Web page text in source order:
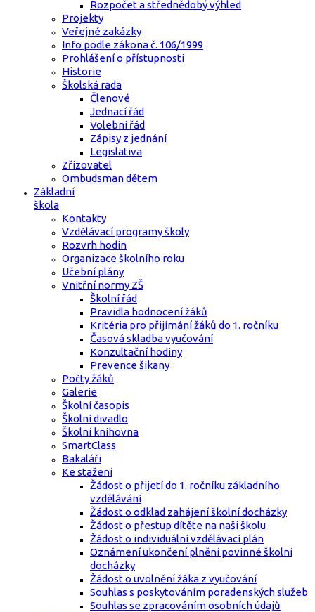
Rozpočet a střednědobý výhled
Projekty
Veřejné zakázky
Info podle zákona č. 106/1999
Prohlášení o přístupnosti
Historie
Školská rada
Členové
Jednací řád
Volební řád
Zápisy z jednání
Legislativa
Zřizovatel
Ombudsman dětem
Základní
škola
Kontakty
Vzdělávací programy školy
Rozvrh hodin
Organizace školního roku
Učební plány
Vnitřní normy ZŠ
Školní řád
Pravidla hodnocení žáků
Kritéria pro přijímání žáků do 1. ročníku
Časová skladba vyučování
Konzultační hodiny
Prevence šikany
Počty žáků
Galerie
Školní časopis
Školní divadlo
Školní knihovna
SmartClass
Bakaláři
Ke stažení
Žádost o přijetí do 1. ročníku základního
vzdělávání
Žádost o odklad zahájení školní docházky
Žádost o přestup dítěte na naši školu
Žádost o individuální vzdělávací plán
Oznámení ukončení plnění povinné školní
docházky
Žádost o uvolnění žáka z vyučování
Souhlas s poskytováním poradenských služeb
Souhlas se zpracováním osobních údajů